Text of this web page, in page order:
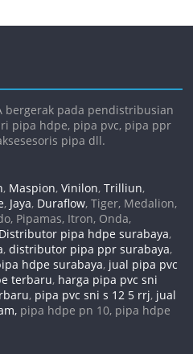
bergerak pada pendistribusian
pipa hdpe, pipa pvc, pipa ppr
pipa dll.
, Maspion,Vinilon,Trilliun,
, Jaya, Duraflow, Tiger, Medalion,
Pipamas, Itron, Onda,
Distributor pipa hdpe surabaya,
,distributor pipa ppr surabaya,
hdpe surabaya, jual pipa pvc
terbaru, harga pipa pvc sni
, pipa pvc sni s 12 5 rrj, jual
pipa hdpe pn 10, pipa hdpe